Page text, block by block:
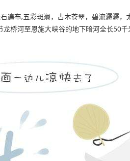
布,五彩斑斓，古木苍翠，碧流潺潺，
桥河至恩施大峡谷的地下暗河全长50